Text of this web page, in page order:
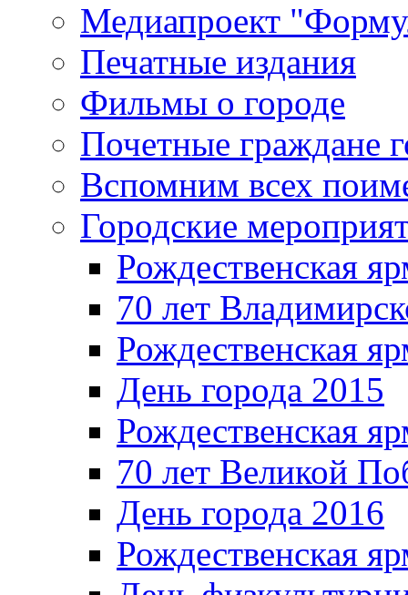
Медиапроект
Печатные издания
Фильмы о городе
Почетные граждане
Вспомним всех
Городские
Рождественская
70 лет
Рождественская
День города 2015
Рождественская
70 лет Великой
День города 2016
Рождественская